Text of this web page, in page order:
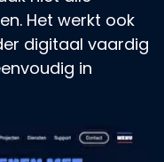
Het werkt ook
digitaal vaardig
in